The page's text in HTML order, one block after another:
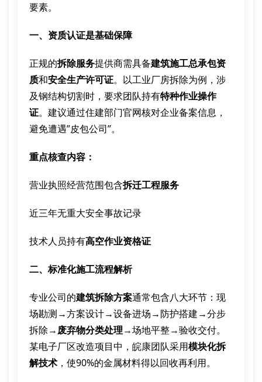
要素。
一、资质认证是基础保障
正规的拆除服务提供商需具备建筑施工总承包资
质和安全生产许可证。以工业厂房拆除为例，涉
及钢结构切割时，要求团队持有特种作业操作
证。建议通过住建部门官网核对企业备案信息，
避免遭遇”皮包公司”。
重点核查内容：
营业执照经营范围包含拆迁工程服务
近三年无重大安全事故记录
技术人员持有高空作业资格证
二、标准化施工流程解析
专业公司的建筑拆除方案通常包含八大环节：现
场勘测→方案设计→设备进场→防护搭建→分步
拆除→废弃物分类处理→场地平整→验收交付。
某电子厂区改造项目中，皖康团队采用模块化拆
解技术 ，使90%的金属材料得以回收再利用。